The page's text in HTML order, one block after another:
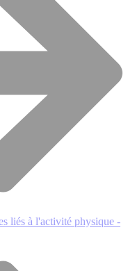
liés à l'activité physique -